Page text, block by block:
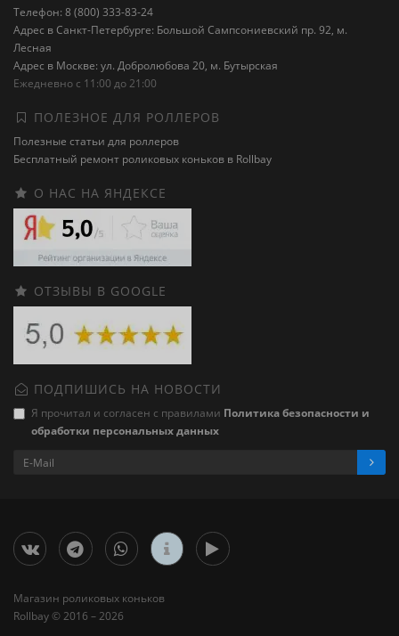
Телефон: 8 (800) 333-83-24
Адрес в Санкт-Петербурге: Большой Сампсониевский пр. 92, м.
Лесная
Адрес в Москве: ул. Добролюбова 20, м. Бутырская
Ежедневно с 11:00 до 21:00
ПОЛЕЗНОЕ ДЛЯ РОЛЛЕРОВ
Полезные статьи для роллеров
Бесплатный ремонт роликовых коньков в Rollbay
О НАС НА ЯНДЕКСЕ
ОТЗЫВЫ В GOOGLE
ПОДПИШИСЬ НА НОВОСТИ
Я прочитал и согласен с правилами Политика безопасности и
обработки персональных данных
Магазин роликовых коньков
Rollbay © 2016 – 2026